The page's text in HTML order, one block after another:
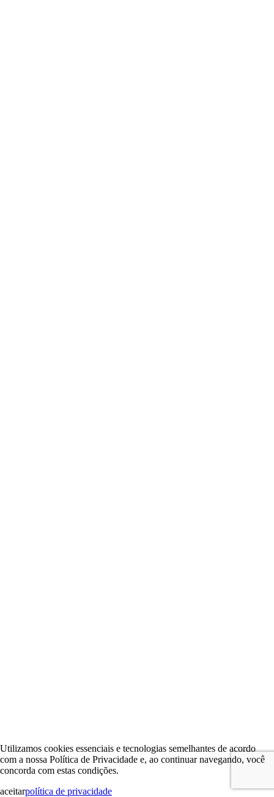
Utilizamos cookies essenciais e tecnologias semelhantes de acordo
com a nossa Política de Privacidade e, ao continuar navegando, você
concorda com estas condições.
aceitarpolítica de privacidade